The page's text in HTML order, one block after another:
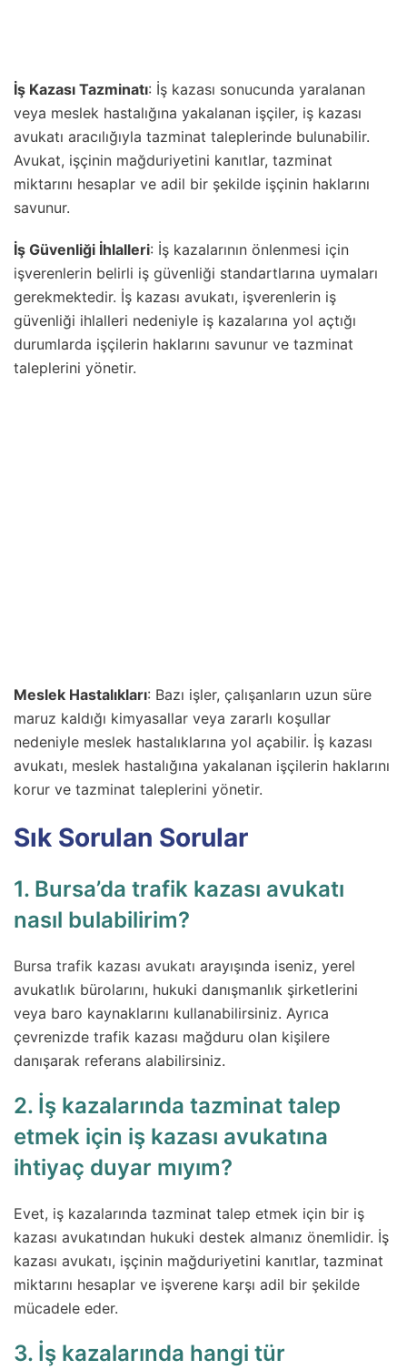
İş Kazası Tazminatı: İş kazası sonucunda yaralanan
veya meslek hastalığına yakalanan işçiler, iş kazası
avukatı aracılığıyla tazminat taleplerinde bulunabilir.
Avukat, işçinin mağduriyetini kanıtlar, tazminat
miktarını hesaplar ve adil bir şekilde işçinin haklarını
savunur.
İş Güvenliği İhlalleri: İş kazalarının önlenmesi için
işverenlerin belirli iş güvenliği standartlarına uymaları
gerekmektedir. İş kazası avukatı, işverenlerin iş
güvenliği ihlalleri nedeniyle iş kazalarına yol açtığı
durumlarda işçilerin haklarını savunur ve tazminat
taleplerini yönetir.
Meslek Hastalıkları: Bazı işler, çalışanların uzun süre
maruz kaldığı kimyasallar veya zararlı koşullar
nedeniyle meslek hastalıklarına yol açabilir. İş kazası
avukatı, meslek hastalığına yakalanan işçilerin haklarını
korur ve tazminat taleplerini yönetir.
Sık Sorulan Sorular
1. Bursa’da trafik kazası avukatı
nasıl bulabilirim?
Bursa trafik kazası avukatı arayışında iseniz, yerel
avukatlık bürolarını, hukuki danışmanlık şirketlerini
veya baro kaynaklarını kullanabilirsiniz. Ayrıca
çevrenizde trafik kazası mağduru olan kişilere
danışarak referans alabilirsiniz.
2. İş kazalarında tazminat talep
etmek için iş kazası avukatına
ihtiyaç duyar mıyım?
Evet, iş kazalarında tazminat talep etmek için bir iş
kazası avukatından hukuki destek almanız önemlidir. İş
kazası avukatı, işçinin mağduriyetini kanıtlar, tazminat
miktarını hesaplar ve işverene karşı adil bir şekilde
mücadele eder.
3. İş kazalarında hangi tür